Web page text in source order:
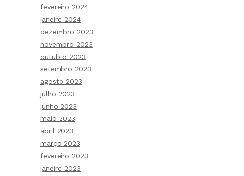
fevereiro 2024
janeiro 2024
dezembro 2023
novembro 2023
outubro 2023
setembro 2023
agosto 2023
julho 2023
junho 2023
maio 2023
abril 2023
março 2023
fevereiro 2023
janeiro 2023